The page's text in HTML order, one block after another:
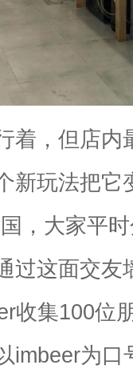
着，但店内
新玩法把它
，大家平
过这面交友
收集100位
imbeer为口